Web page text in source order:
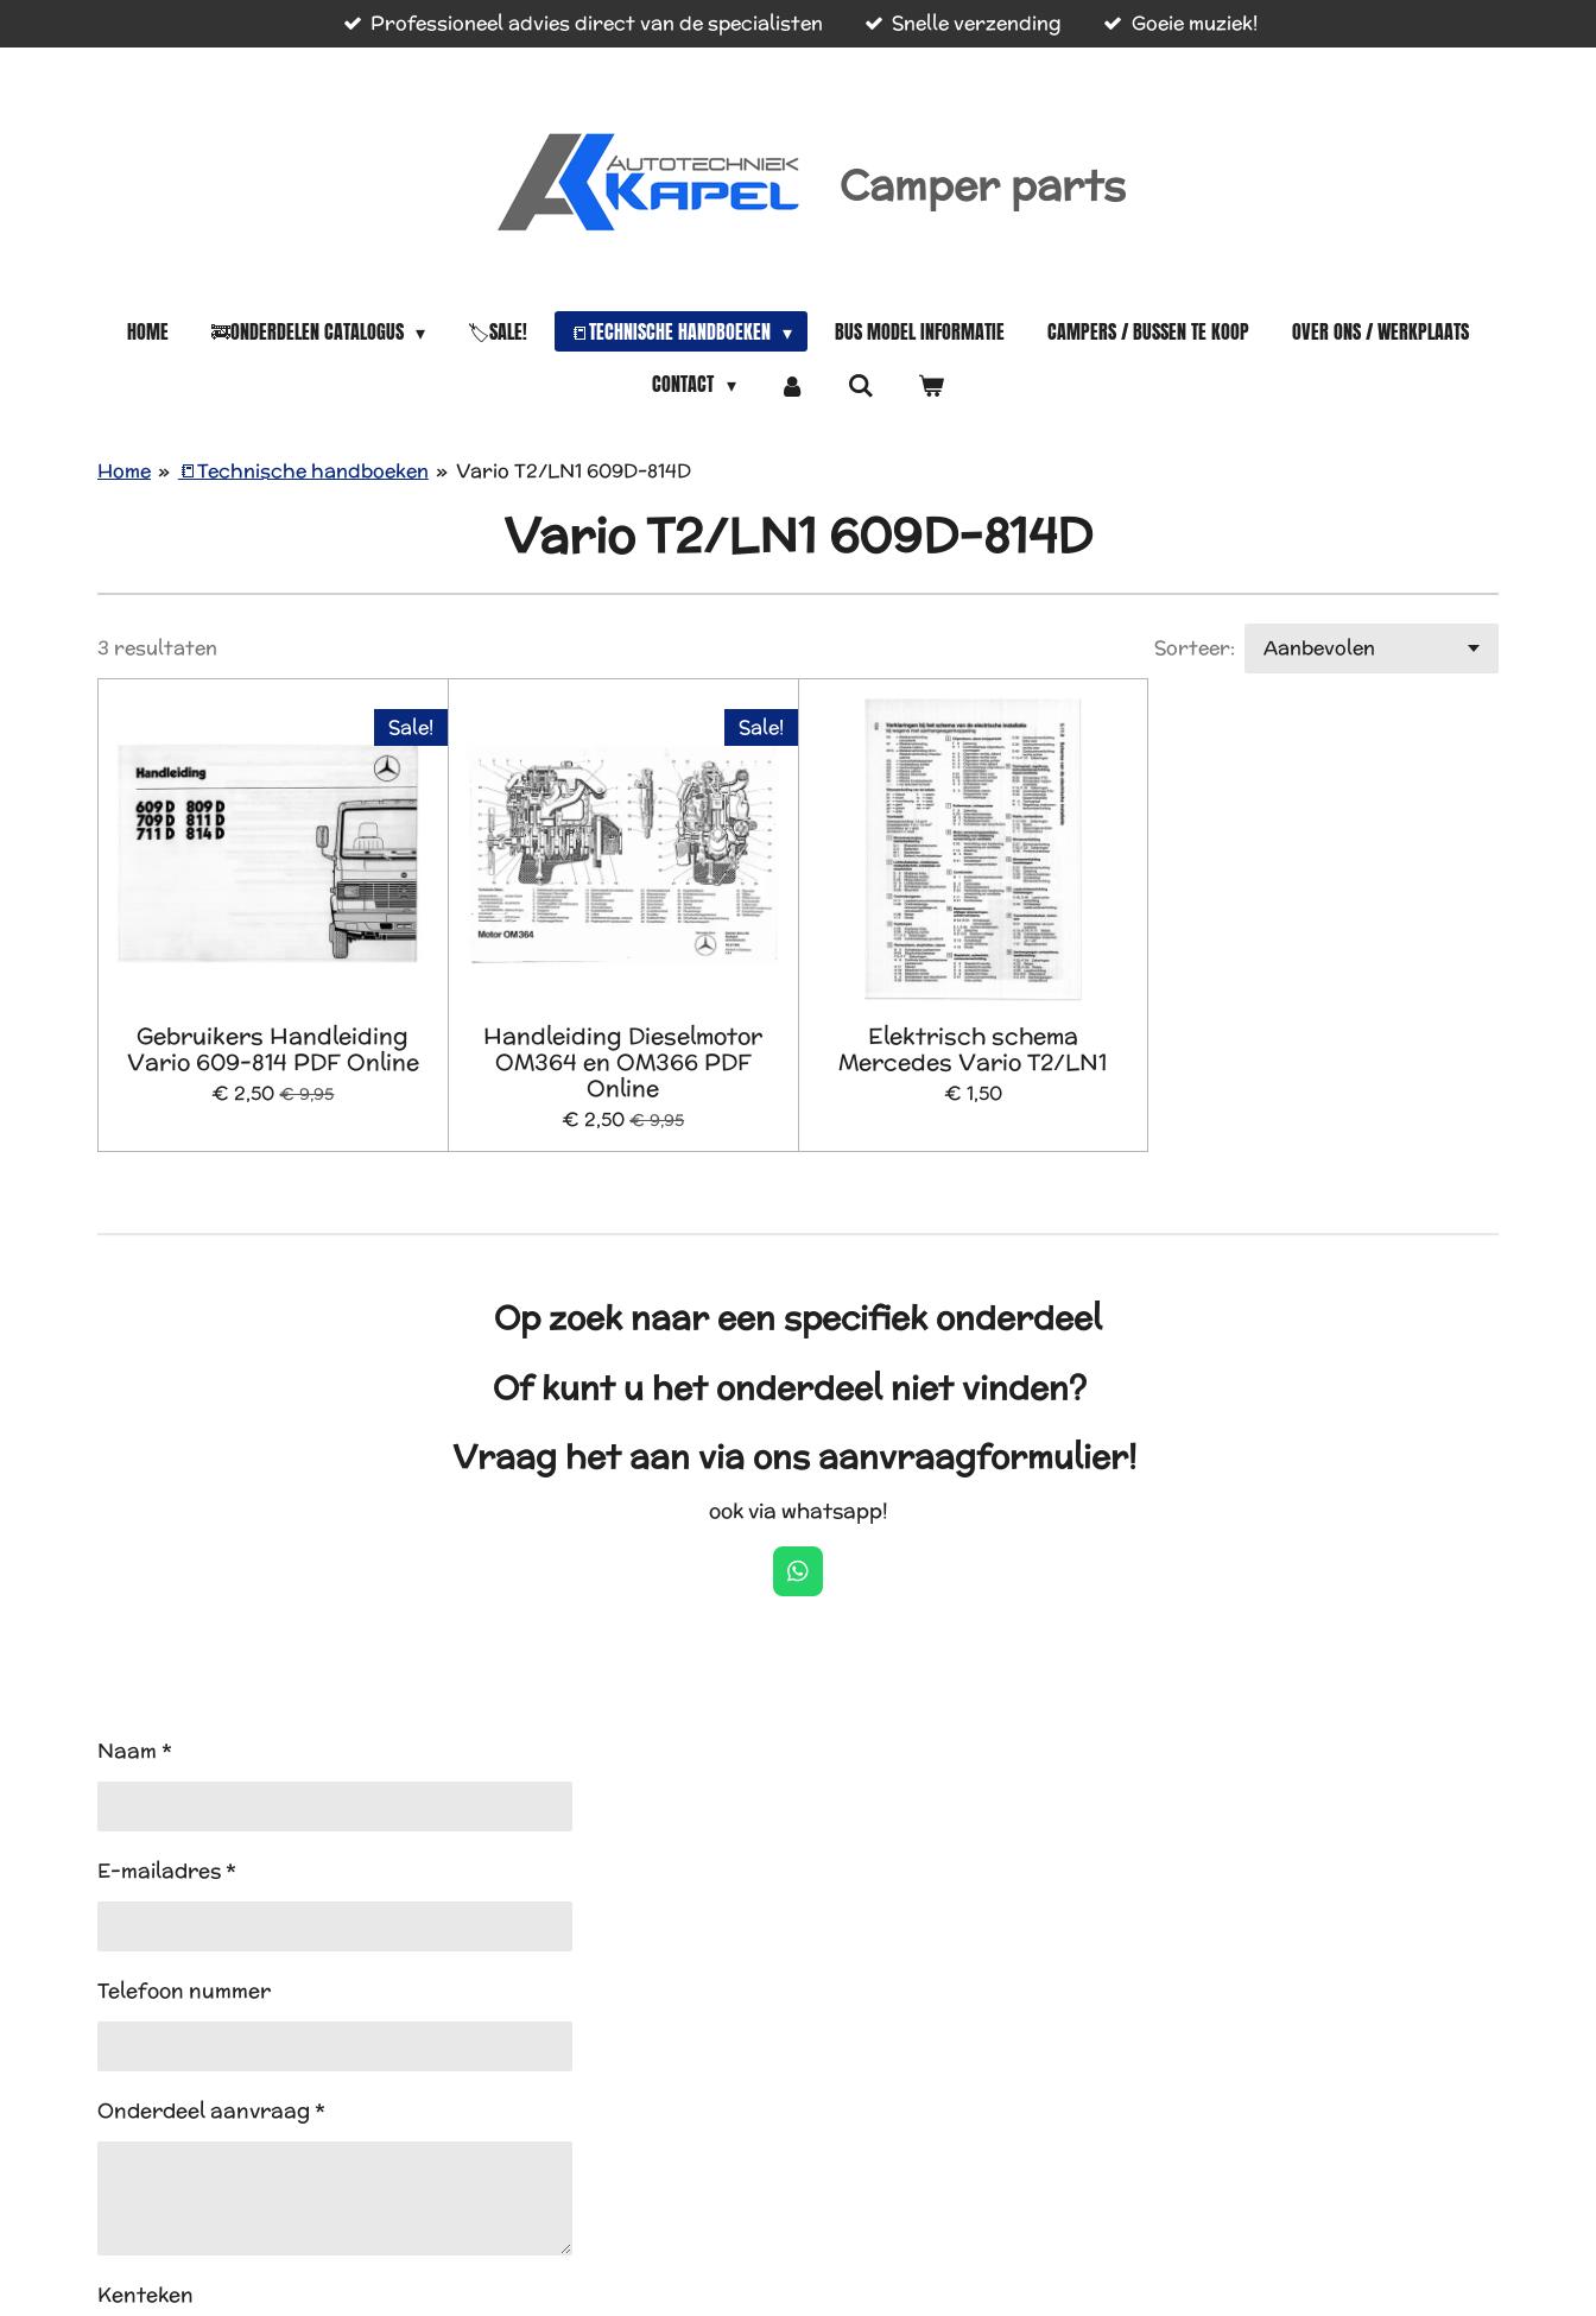
direct
Professioneel advies direct van de specialisten Snelle verzending Goeie muziek!
Camper parts
HOME 🚒ONDERDELEN CATALOGUS 🏷️SALE! 📒TECHNISCHE HANDBOEKEN BUS MODEL INFORMATIE CAMPERS / BUSSEN TE KOOP
OVER ONS / WERKPLAATS
CONTACT
Home » 📒Technische handboeken » Vario T2/LN1 609D-814D
Vario T2/LN1 609D-814D
3 resultaten Sorteer:
Sale!
Gebruikers Handleiding
Vario 609-814 PDF Online
€ 2,50 € 9,95
Sale!
Handleiding Dieselmotor
OM364 en OM366 PDF
Online
€ 2,50 € 9,95
Elektrisch schema
Mercedes Vario T2/LN1
€ 1,50
Op zoek naar een specifiek onderdeel
Of kunt u het onderdeel niet vinden?
Vraag het aan via ons aanvraagformulier!
ook via whatsapp!
W
h
Naam *
E-mailadres *
Telefoon nummer
Onderdeel aanvraag *
Kenteken